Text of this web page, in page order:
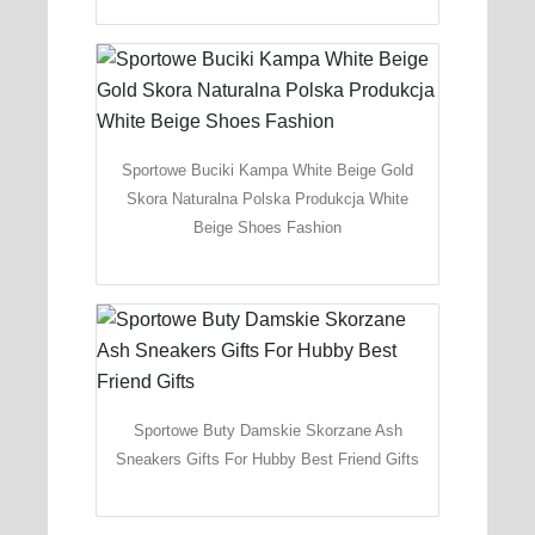
Sportowe Buciki Kampa White Beige Gold
Skora Naturalna Polska Produkcja White
Beige Shoes Fashion
Sportowe Buty Damskie Skorzane Ash
Sneakers Gifts For Hubby Best Friend Gifts